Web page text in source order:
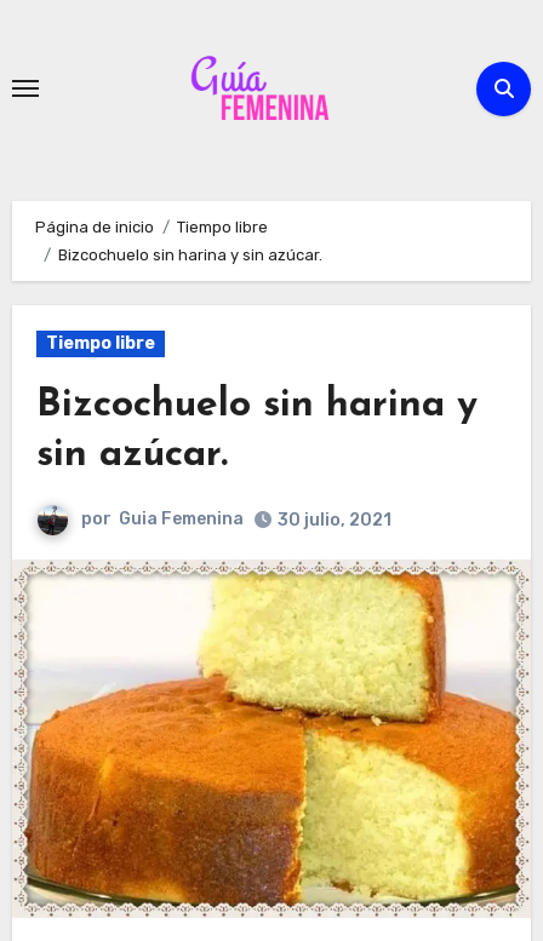
contenido
Página de inicio
Tiempo libre
Bizcochuelo sin harina y sin azúcar.
Tiempo libre
Bizcochuelo sin harina y
sin azúcar.
por Guia Femenina 30 julio, 2021